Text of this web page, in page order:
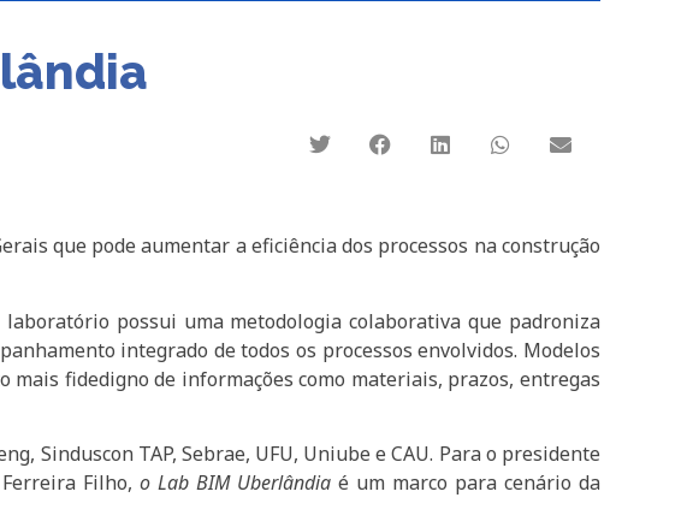
que pode aumentar a eficiência dos processos na construção
possui uma metodologia colaborativa que padroniza
integrado de todos os processos envolvidos. Modelos
fidedigno de informações como materiais, prazos, entregas
Sinduscon TAP, Sebrae, UFU, Uniube e CAU. Para o presidente
Ferreira Filho,o Lab BIM Uberlândiaé um marco para cenário da